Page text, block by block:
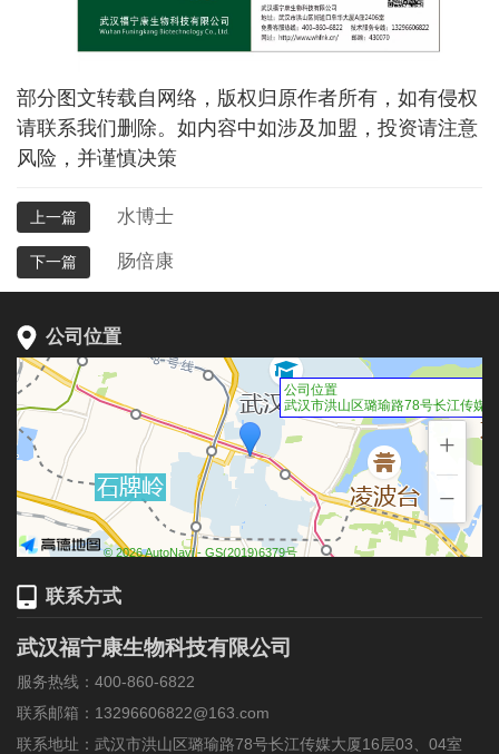
部分图文转载自网络，版权归原作者所有，如有侵权
请联系我们删除。如内容中如涉及加盟，投资请注意
风险，并谨慎决策
上一篇 水博士
下一篇 肠倍康
公司位置
公司位置
武汉市洪山区璐瑜路78号长江传媒
+
−
© 2026 AutoNavi- GS(2019)6379号
联系方式
武汉福宁康生物科技有限公司
服务热线：400-860-6822
联系邮箱：13296606822@163.com
联系地址：武汉市洪山区璐瑜路78号长江传媒大厦16层03、04室